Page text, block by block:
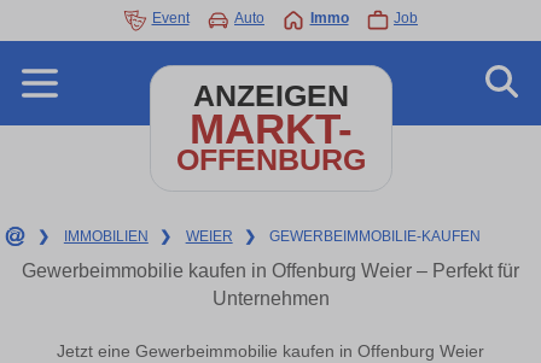
Event Auto Immo Job
ANZEIGEN
MARKT-
OFFENBURG
❯ IMMOBILIEN ❯ WEIER ❯ GEWERBEIMMOBILIE-KAUFEN
Gewerbeimmobilie kaufen in Offenburg Weier – Perfekt für
Unternehmen
Jetzt eine Gewerbeimmobilie kaufen in Offenburg Weier